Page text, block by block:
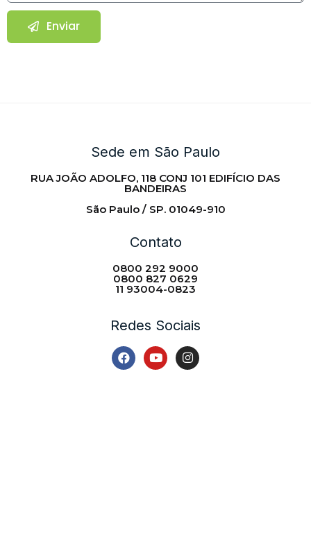
Enviar
Sede em São Paulo
RUA JOÃO ADOLFO, 118 CONJ 101 EDIFÍCIO DAS
BANDEIRAS
São Paulo / SP. 01049-910
Contato
0800 292 9000
0800 827 0629
11 93004-0823
Redes Sociais